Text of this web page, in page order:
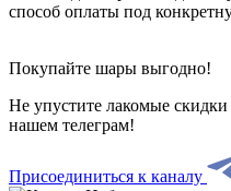
способ оплаты под
Покупайте шары выгодно!
Не упустите лакомые
нашем телеграм!
Присоединиться к каналу